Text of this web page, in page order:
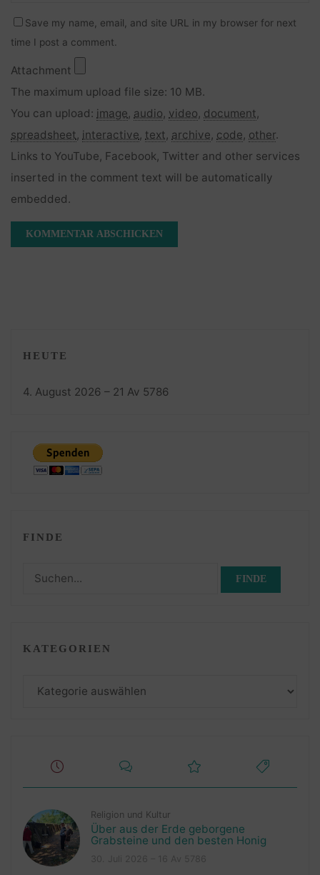
Save my name, email, and site URL in my browser for next
time I post a comment.
Attachment
The maximum upload file size: 10 MB.
You can upload: image, audio, video, document,
spreadsheet, interactive, text, archive, code, other.
Links to YouTube, Facebook, Twitter and other services
inserted in the comment text will be automatically
embedded.
HEUTE
4. August 2026 – 21 Av 5786
FINDE
Suchen
KATEGORIEN
Religion und Kultur
Über aus der Erde geborgene
Grabsteine und den besten Honig